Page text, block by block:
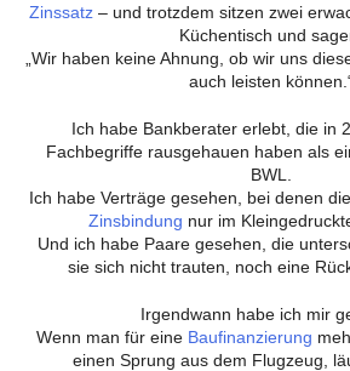
Zinssatz– und trotzdem sitzen zwei
Küchentisch und
„Wir haben keine Ahnung, ob wir uns
auch leisten
Ich habe Bankberater erlebt, die in
Fachbegriffe rausgehauen haben als
BWL.
Ich habe Verträge gesehen, bei denen die
Zinsbindung nur im
Und ich habe Paare gesehen, die
sie sich nicht trauten, noch eine
Irgendwann habe ich mir
Wenn man für eine Baufinanzierung
einen Sprung aus dem Flugzeug,